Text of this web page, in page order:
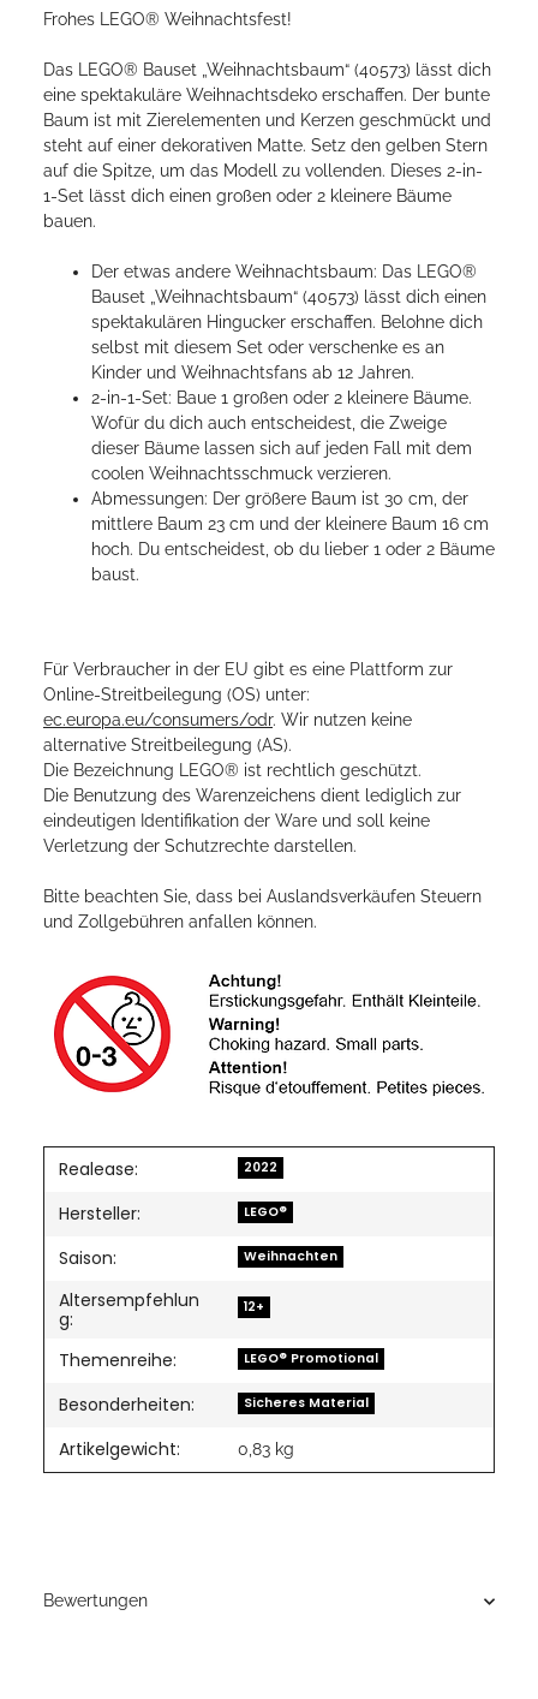
Frohes LEGO® Weihnachtsfest!
Das LEGO® Bauset „Weihnachtsbaum“ (40573) lässt dich
eine spektakuläre Weihnachtsdeko erschaffen. Der bunte
Baum ist mit Zierelementen und Kerzen geschmückt und
steht auf einer dekorativen Matte. Setz den gelben Stern
auf die Spitze, um das Modell zu vollenden. Dieses 2-in-
1-Set lässt dich einen großen oder 2 kleinere Bäume
bauen.
Der etwas andere Weihnachtsbaum: Das LEGO®
Bauset „Weihnachtsbaum“ (40573) lässt dich einen
spektakulären Hingucker erschaffen. Belohne dich
selbst mit diesem Set oder verschenke es an
Kinder und Weihnachtsfans ab 12 Jahren.
2-in-1-Set: Baue 1 großen oder 2 kleinere Bäume.
Wofür du dich auch entscheidest, die Zweige
dieser Bäume lassen sich auf jeden Fall mit dem
coolen Weihnachtsschmuck verzieren.
Abmessungen: Der größere Baum ist 30 cm, der
mittlere Baum 23 cm und der kleinere Baum 16 cm
hoch. Du entscheidest, ob du lieber 1 oder 2 Bäume
baust.
Für Verbraucher in der EU gibt es eine Plattform zur
Online-Streitbeilegung (OS) unter:
ec.europa.eu/consumers/odr. Wir nutzen keine
alternative Streitbeilegung (AS).
Die Bezeichnung LEGO® ist rechtlich geschützt.
Die Benutzung des Warenzeichens dient lediglich zur
eindeutigen Identifikation der Ware und soll keine
Verletzung der Schutzrechte darstellen.
Bitte beachten Sie, dass bei Auslandsverkäufen Steuern
und Zollgebühren anfallen können.
Realease: 2022
Hersteller: LEGO®
Saison: Weihnachten
Altersempfehlun
g:
12+
Themenreihe: LEGO® Promotional
Besonderheiten: Sicheres Material
Artikelgewicht: 0,83 kg
Bewertungen